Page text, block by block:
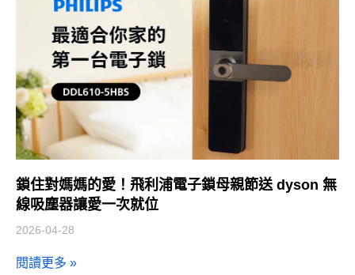
鎖住對媽媽的愛！飛利浦電子鎖母親節送 dyson 無
線吸塵器讓愛一次就位
2026-04-28
閱讀更多 »